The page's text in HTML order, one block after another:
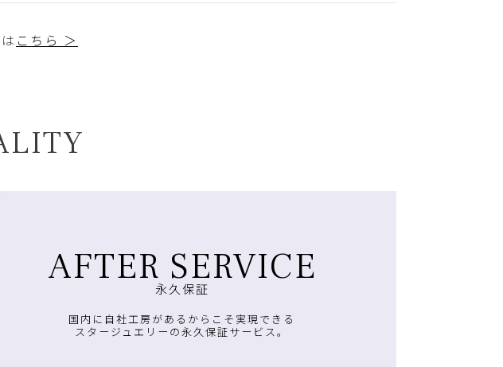
こちら ＞
AFTER SERVICE
永久保証
国内に自社工房があるからこそ実現できる
スタージュエリーの永久保証サービス。